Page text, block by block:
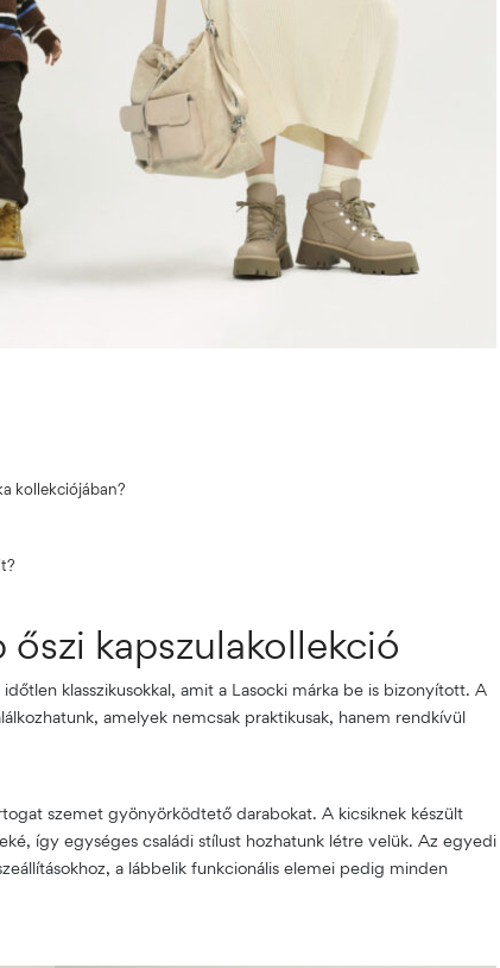
kollekciójában?
kapszulakollekció
klasszikusokkal, amit a Lasocki márka be is bizonyított. A
amelyek nemcsak praktikusak, hanem rendkívül
szemet gyönyörködtető darabokat. A kicsiknek készült
így egységes családi stílust hozhatunk létre velük. Az egyedi
a lábbelik funkcionális elemei pedig minden